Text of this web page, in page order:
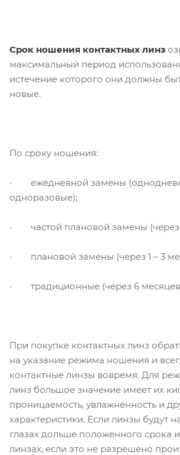
Срок ношения контактных линз
максимальный период
истечение которого они должны
новые.
По сроку ношения:
· ежедневной замены
одноразовые);
· частой плановой замены (через
· плановой замены (через 1 – 3
· традиционные (через 6 месяцев
При покупке контактных линз
на указание режима ношения и
контактные линзы вовремя. Для
линз большое значение имеет их
проницаемость, увлажнённость и
характеристики. Если линзы будут
глазах дольше положенного срока и
линзах, если это не разрешено